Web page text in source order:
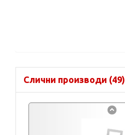
Слични производи (49)